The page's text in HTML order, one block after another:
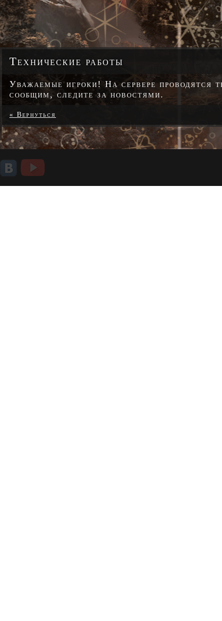
Технические работы
Уважаемые игроки! На сервере проводятся
сообщим, следите за новостями.
« Вернуться